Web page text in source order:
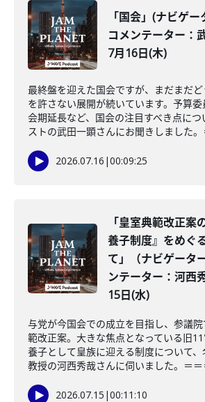
「国会」(ナビゲ
コメンテーター：
7月16日(木)
最終盤を迎えた国会ですが、まだまだ
を許さない展開が続いています。予算
会期延長など、国会の注目すべき点につ
ストの武田一顕さんにお聞きしました。
2026.07.16 |00:09:25
「皇室典範改正案
養子制度』をめぐ
て」（ナビゲータ
ンテーター：河西
15日(水)
与党が今国会での成立を目指し、参議
範改正案。大きな焦点となっている旧
養子として皇族に迎える制度について
教授の河西秀哉さんに伺いました。＝＝
2026.07.15 |00:11:10